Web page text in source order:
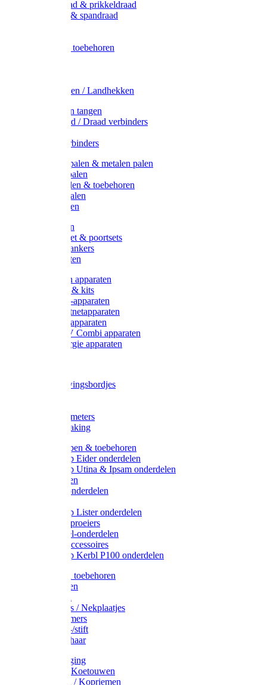
Metaal draad & prikkeldraad
Binddraad & spandraad
Afrasternet toebehoren
Weidehekken / Landhekken
Spanners en tangen
Lint / Koord / Draad verbinders
Litzclip verbinders
Recycling palen & metalen palen
Kunststof palen
T-Post t-palen & toebehoren
Glasfiber palen
Houten palen
Poortgrepen
Doorgangset & poortsets
Poortgreepankers
Weidepoorten
Onderdelen apparaten
Starter sets & kits
9V Batterij-apparaten
230V Lichtnetapparaten
12V Accu-apparaten
230V / 12V Combi apparaten
Zonne-energie apparaten
Waarschuwingsbordjes
Wegers en meters
Video bewaking
Weidepompen & toebehoren
Weidepomp Eider onderdelen
Weidepomp Utina & Ipsam onderdelen
Drinkbakken
Drinkbak onderdelen
Weidepomp Lister onderdelen
Nippels / Sproeiers
Drinknippel-onderdelen
Drinkbak accessoires
Weidepomp Kerbl P100 onderdelen
Oormerken toebehoren
Enkelbanden
Halsplaatjes / Nekplaatjes
Kokernummers
Merkspray-/stift
Veemerkschaar
Uierverzorging
Halsters & Koetouwen
Halsriemen / Kopriemen